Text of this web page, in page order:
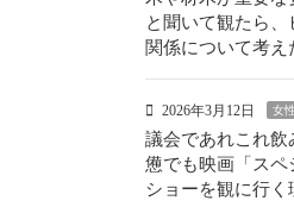
と聞いて観たら
関係について考え
2026年3月12日 女
議会であれこれ飲
憊でも映画「スペ
ショーを観に行く